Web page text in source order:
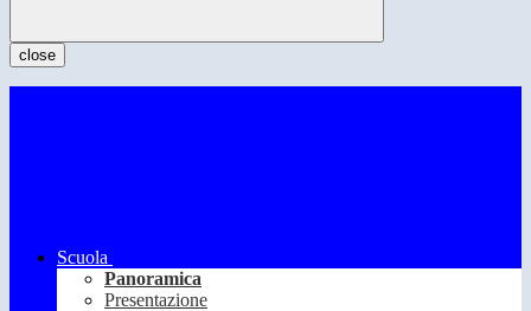
close
Scuola
Panoramica
Presentazione